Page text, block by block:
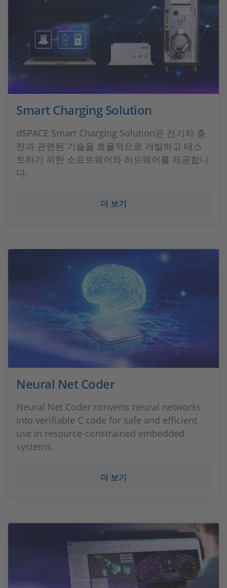
Smart Charging Solution
dSPACE Smart Charging Solution은 전기차 충
전과 관련된 기술을 효율적으로 개발하고 테스
트하기 위한 소프트웨어와 하드웨어를 제공합니
다.
더 보기
Neural Net Coder
Neural Net Coder converts neural networks
into verifiable C code for safe and efficient
use in resource-constrained embedded
systems.
더 보기